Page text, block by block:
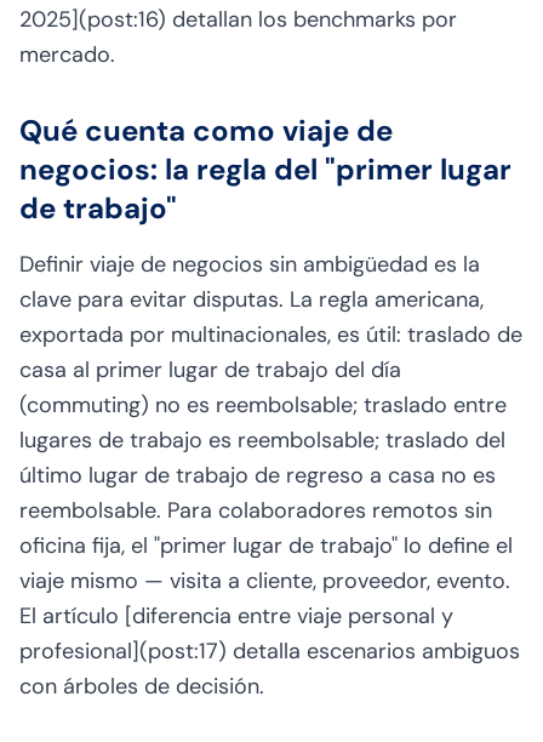
2025](post:16) detallan los benchmarks por
mercado.
Qué cuenta como viaje de
negocios: la regla del "primer lugar
de trabajo"
Definir viaje de negocios sin ambigüedad es la
clave para evitar disputas. La regla americana,
exportada por multinacionales, es útil: traslado de
casa al primer lugar de trabajo del día
(commuting) no es reembolsable; traslado entre
lugares de trabajo es reembolsable; traslado del
último lugar de trabajo de regreso a casa no es
reembolsable. Para colaboradores remotos sin
oficina fija, el "primer lugar de trabajo" lo define el
viaje mismo — visita a cliente, proveedor, evento.
El artículo [diferencia entre viaje personal y
profesional](post:17) detalla escenarios ambiguos
con árboles de decisión.